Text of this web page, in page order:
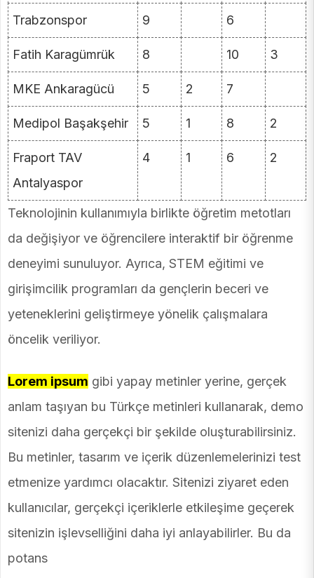
Trabzonspor 9 6
Fatih Karagümrük 8 10 3
MKE Ankaragücü 5 2 7
Medipol Başakşehir 5 1 8 2
Fraport TAV
Antalyaspor
4 1 6 2
Teknolojinin kullanımıyla birlikte öğretim metotları
da değişiyor ve öğrencilere interaktif bir öğrenme
deneyimi sunuluyor. Ayrıca, STEM eğitimi ve
girişimcilik programları da gençlerin beceri ve
yeteneklerini geliştirmeye yönelik çalışmalara
öncelik veriliyor.
Lorem ipsum gibi yapay metinler yerine, gerçek
anlam taşıyan bu Türkçe metinleri kullanarak, demo
sitenizi daha gerçekçi bir şekilde oluşturabilirsiniz.
Bu metinler, tasarım ve içerik düzenlemelerinizi test
etmenize yardımcı olacaktır. Sitenizi ziyaret eden
kullanıcılar, gerçekçi içeriklerle etkileşime geçerek
sitenizin işlevselliğini daha iyi anlayabilirler. Bu da
potans